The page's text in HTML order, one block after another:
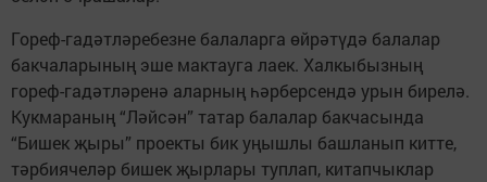
Гореф-гадәтләребезне балаларга өйрәтүдә балалар
бакчаларының эше мактауга лаек. Халкыбызның
гореф-гадәтләренә аларның һәрберсендә урын бирелә.
Кукмараның “Ләйсән” татар балалар бакчасында
“Бишек җыры” проекты бик уңышлы башланып китте,
тәрбиячеләр бишек җырлары туплап, китапчыклар